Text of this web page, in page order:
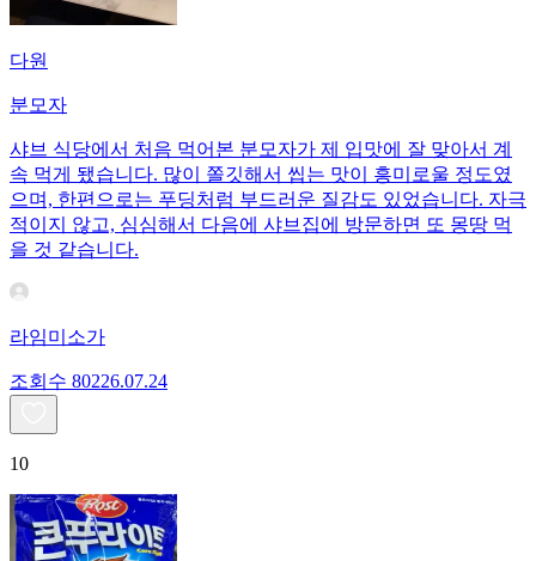
다원
분모자
샤브 식당에서 처음 먹어본 분모자가 제 입맛에 잘 맞아서 계
속 먹게 됐습니다. 많이 쫄깃해서 씹는 맛이 흥미로울 정도였
으며, 한편으로는 푸딩처럼 부드러운 질감도 있었습니다. 자극
적이지 않고, 심심해서 다음에 샤브집에 방문하면 또 몽땅 먹
을 것 같습니다.
라임미소가
조회수 80226.07.24
10